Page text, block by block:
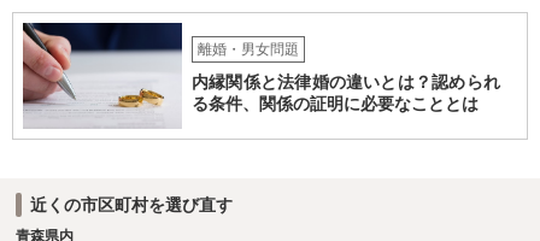
ば幸いです。
離婚・男女問題
内縁関係と法律婚の違いとは？認められ
る条件、関係の証明に必要なこととは
近くの市区町村を選び直す
青森県内